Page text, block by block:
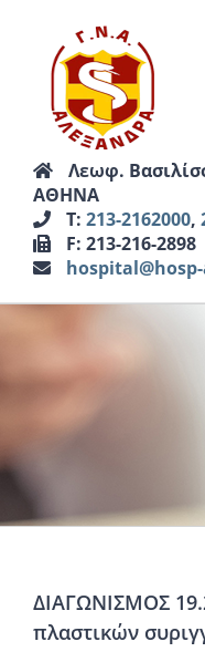
περιεχόμενο
Λεωφ.
ΑΘΗΝΑ
Τ: 213-2162000,
F: 213-216-2898
ΔΙΑΓΩΝΙΣΜΟΣ
πλαστικών